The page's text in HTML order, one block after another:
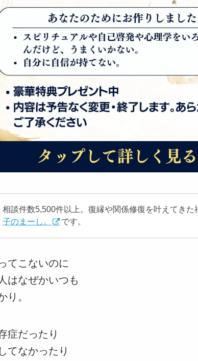
相談件数5,500件以上。復縁や関係修復を叶えてき
子のまーし。
です。
てこないのに
はなぜかいつも
り。
症だったり
てなかったり